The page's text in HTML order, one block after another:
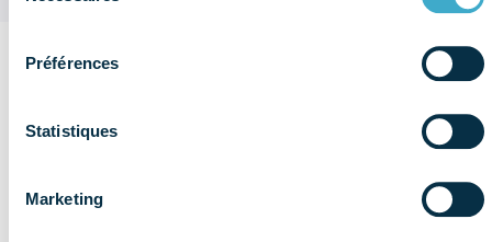
Préférences
Statistiques
Marketing
même
Social